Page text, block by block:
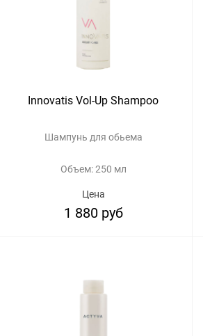
Innovatis Vol-Up Shampoo
Шампунь для обьема
Объем: 250 мл
Цена
1 880 руб